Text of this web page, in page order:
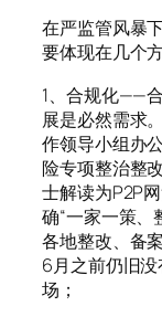
在严监管风暴
要体现在几个
1、合规化——
展是必然需求
作领导小组办
险专项整治整
士解读为P2P
确“一家一策、
各地整改、备
6月之前仍旧
场；